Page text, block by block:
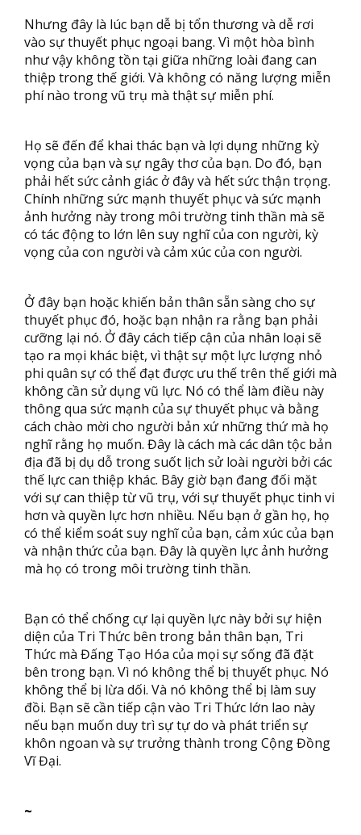
Nhưng đây là lúc bạn dễ bị tổn thương và dễ rơi
vào sự thuyết phục ngoại bang. Vì một hòa bình
như vậy không tồn tại giữa những loài đang can
thiệp trong thế giới. Và không có năng lượng miễn
phí nào trong vũ trụ mà thật sự miễn phí.
Họ sẽ đến để khai thác bạn và lợi dụng những kỳ
vọng của bạn và sự ngây thơ của bạn. Do đó, bạn
phải hết sức cảnh giác ở đây và hết sức thận trọng.
Chính những sức mạnh thuyết phục và sức mạnh
ảnh hưởng này trong môi trường tinh thần mà sẽ
có tác động to lớn lên suy nghĩ của con người, kỳ
vọng của con người và cảm xúc của con người.
Ở đây bạn hoặc khiến bản thân sẵn sàng cho sự
thuyết phục đó, hoặc bạn nhận ra rằng bạn phải
cưỡng lại nó. Ở đây cách tiếp cận của nhân loại sẽ
tạo ra mọi khác biệt, vì thật sự một lực lượng nhỏ
phi quân sự có thể đạt được ưu thế trên thế giới mà
không cần sử dụng vũ lực. Nó có thể làm điều này
thông qua sức mạnh của sự thuyết phục và bằng
cách chào mời cho người bản xứ những thứ mà họ
nghĩ rằng họ muốn. Đây là cách mà các dân tộc bản
địa đã bị dụ dỗ trong suốt lịch sử loài người bởi các
thế lực can thiệp khác. Bây giờ bạn đang đối mặt
với sự can thiệp từ vũ trụ, với sự thuyết phục tinh vi
hơn và quyền lực hơn nhiều. Nếu bạn ở gần họ, họ
có thể kiểm soát suy nghĩ của bạn, cảm xúc của bạn
và nhận thức của bạn. Đây là quyền lực ảnh hưởng
mà họ có trong môi trường tinh thần.
Bạn có thể chống cự lại quyền lực này bởi sự hiện
diện của Tri Thức bên trong bản thân bạn, Tri
Thức mà Đấng Tạo Hóa của mọi sự sống đã đặt
bên trong bạn. Vì nó không thể bị thuyết phục. Nó
không thể bị lừa dối. Và nó không thể bị làm suy
đồi. Bạn sẽ cần tiếp cận vào Tri Thức lớn lao này
nếu bạn muốn duy trì sự tự do và phát triển sự
khôn ngoan và sự trưởng thành trong Cộng Đồng
Vĩ Đại.
~